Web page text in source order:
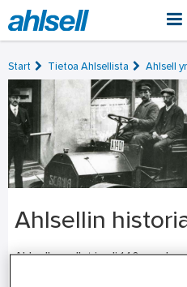
Start Tietoa Ahlsellista Ahlsell
Ahlsellin
Ahlsell on ollut jo yli 140 vuoden